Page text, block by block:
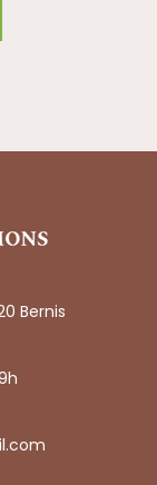
Bernis